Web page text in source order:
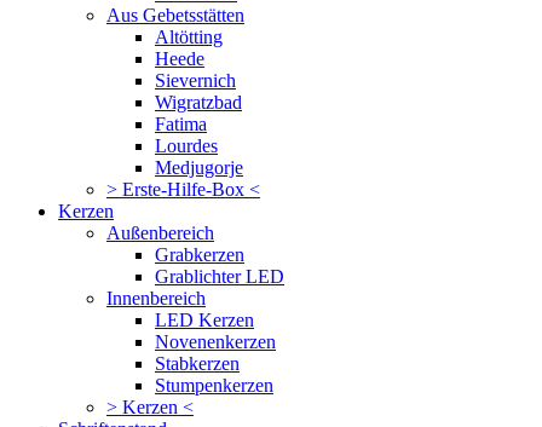
Aus Gebetsstätten
Altötting
Heede
Sievernich
Wigratzbad
Fatima
Lourdes
Medjugorje
> Erste-Hilfe-Box <
Kerzen
Außenbereich
Grabkerzen
Grablichter LED
Innenbereich
LED Kerzen
Novenenkerzen
Stabkerzen
Stumpenkerzen
> Kerzen <